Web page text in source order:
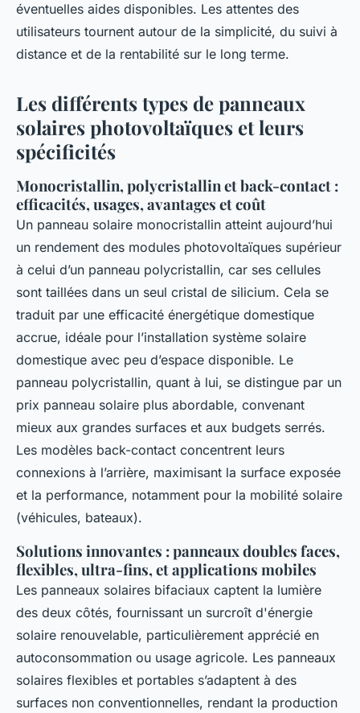
éventuelles aides disponibles. Les attentes des
utilisateurs tournent autour de la simplicité, du suivi à
distance et de la rentabilité sur le long terme.
Les différents types de panneaux
solaires photovoltaïques et leurs
spécificités
Monocristallin, polycristallin et back-contact :
efficacités, usages, avantages et coût
Un panneau solaire monocristallin atteint aujourd’hui
un rendement des modules photovoltaïques supérieur
à celui d’un panneau polycristallin, car ses cellules
sont taillées dans un seul cristal de silicium. Cela se
traduit par une efficacité énergétique domestique
accrue, idéale pour l’installation système solaire
domestique avec peu d’espace disponible. Le
panneau polycristallin, quant à lui, se distingue par un
prix panneau solaire plus abordable, convenant
mieux aux grandes surfaces et aux budgets serrés.
Les modèles back-contact concentrent leurs
connexions à l’arrière, maximisant la surface exposée
et la performance, notamment pour la mobilité solaire
(véhicules, bateaux).
Solutions innovantes : panneaux doubles faces,
flexibles, ultra-fins, et applications mobiles
Les panneaux solaires bifaciaux captent la lumière
des deux côtés, fournissant un surcroît d'énergie
solaire renouvelable, particulièrement apprécié en
autoconsommation ou usage agricole. Les panneaux
solaires flexibles et portables s’adaptent à des
surfaces non conventionnelles, rendant la production